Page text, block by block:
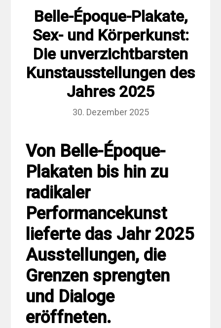
Belle-Époque-Plakate,
Sex- und Körperkunst:
Die unverzichtbarsten
Kunstausstellungen des
Jahres 2025
30. Dezember 2025
Von Belle-Époque-
Plakaten bis hin zu
radikaler
Performancekunst
lieferte das Jahr 2025
Ausstellungen, die
Grenzen sprengten
und Dialoge
eröffneten.